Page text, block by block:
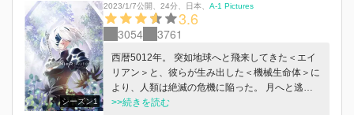
シーズン1
2023/1/7公開 24分 日本 A-1 Pictures
3.6
3054 3761
西暦5012年。 突如地球へと飛来してきた＜エイ
リアン＞と、彼らが生み出した＜機械生命体＞に
より、人類は絶滅の危機に陥った。 月へと逃げ
のびた僅かな人類は、地球奪還のため、＜アンド
>>続きを読む